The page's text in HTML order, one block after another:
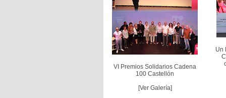
VI Premios Solidarios Cadena
100 Castellón
[Ver Galería]
Un